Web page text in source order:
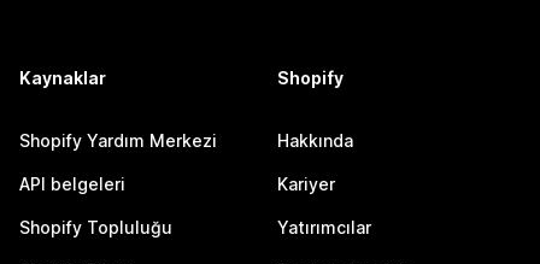
Kaynaklar
Shopify Yardım Merkezi
API belgeleri
Shopify Topluluğu
Shopify
Hakkında
Kariyer
Yatırımcılar